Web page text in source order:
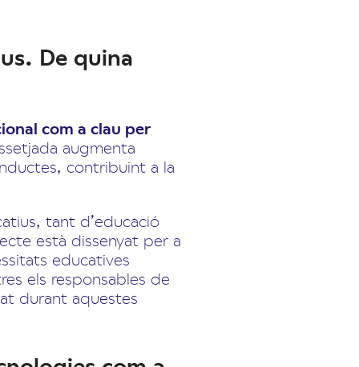
De quina
com a clau per
augmenta
contribuint a la
tant d’educació
està dissenyat per a
educatives
els responsables de
durant aquestes